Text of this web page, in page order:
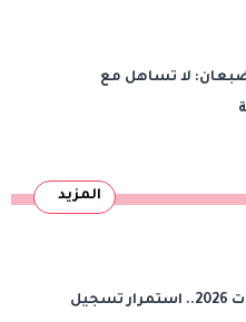
لا تساهل مع
المزيد
تنسيق الجامعات 2026.. استمرار تسجيل